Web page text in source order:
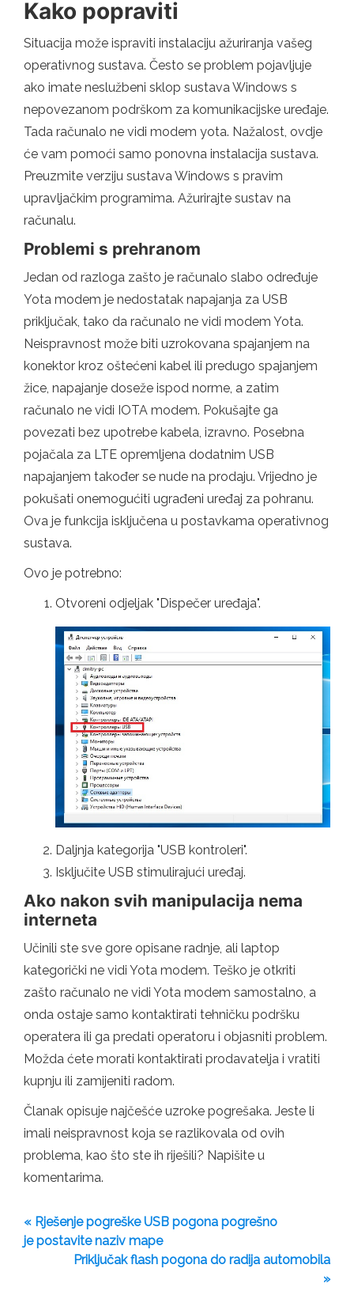
Kako popraviti
Situacija može ispraviti instalaciju ažuriranja vašeg
operativnog sustava. Često se problem pojavljuje
ako imate neslužbeni sklop sustava Windows s
nepovezanom podrškom za komunikacijske uređaje.
Tada računalo ne vidi modem yota. Nažalost, ovdje
će vam pomoći samo ponovna instalacija sustava.
Preuzmite verziju sustava Windows s pravim
upravljačkim programima. Ažurirajte sustav na
računalu.
Problemi s prehranom
Jedan od razloga zašto je računalo slabo određuje
Yota modem je nedostatak napajanja za USB
priključak, tako da računalo ne vidi modem Yota.
Neispravnost može biti uzrokovana spajanjem na
konektor kroz oštećeni kabel ili predugo spajanjem
žice, napajanje doseže ispod norme, a zatim
računalo ne vidi IOTA modem. Pokušajte ga
povezati bez upotrebe kabela, izravno. Posebna
pojačala za LTE opremljena dodatnim USB
napajanjem također se nude na prodaju. Vrijedno je
pokušati onemogućiti ugrađeni uređaj za pohranu.
Ova je funkcija isključena u postavkama operativnog
sustava.
Ovo je potrebno:
Otvoreni odjeljak "Dispečer uređaja".
Daljnja kategorija "USB kontroleri".
Isključite USB stimulirajući uređaj.
Ako nakon svih manipulacija nema
interneta
Učinili ste sve gore opisane radnje, ali laptop
kategorički ne vidi Yota modem. Teško je otkriti
zašto računalo ne vidi Yota modem samostalno, a
onda ostaje samo kontaktirati tehničku podršku
operatera ili ga predati operatoru i objasniti problem.
Možda ćete morati kontaktirati prodavatelja i vratiti
kupnju ili zamijeniti radom.
Članak opisuje najčešće uzroke pogrešaka. Jeste li
imali neispravnost koja se razlikovala od ovih
problema, kao što ste ih riješili? Napišite u
komentarima.
« Rješenje pogreške USB pogona pogrešno
je postavite naziv mape
Priključak flash pogona do radija automobila
»